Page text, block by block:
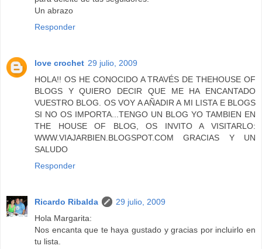
Un abrazo
Responder
love crochet 29 julio, 2009
HOLA!! OS HE CONOCIDO A TRAVÉS DE THEHOUSE OF
BLOGS Y QUIERO DECIR QUE ME HA ENCANTADO
VUESTRO BLOG. OS VOY A AÑADIR A MI LISTA E BLOGS
SI NO OS IMPORTA...TENGO UN BLOG YO TAMBIEN EN
THE HOUSE OF BLOG, OS INVITO A VISITARLO:
WWW.VIAJARBIEN.BLOGSPOT.COM GRACIAS Y UN
SALUDO
Responder
Ricardo Ribalda
29 julio, 2009
Hola Margarita:
Nos encanta que te haya gustado y gracias por incluirlo en
tu lista.